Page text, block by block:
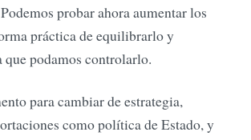
probar ahora aumentar los
práctica de equilibrarlo y
podamos controlarlo.
para cambiar de estrategia,
como política de Estado, y